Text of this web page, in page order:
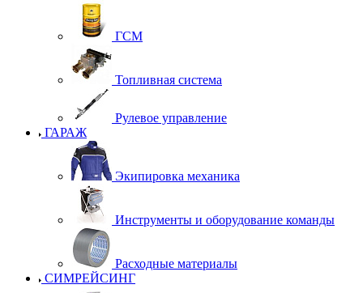
ГСМ
Топливная система
Рулевое управление
ГАРАЖ
Экипировка механика
Инструменты и оборудование команды
Расходные материалы
СИМРЕЙСИНГ